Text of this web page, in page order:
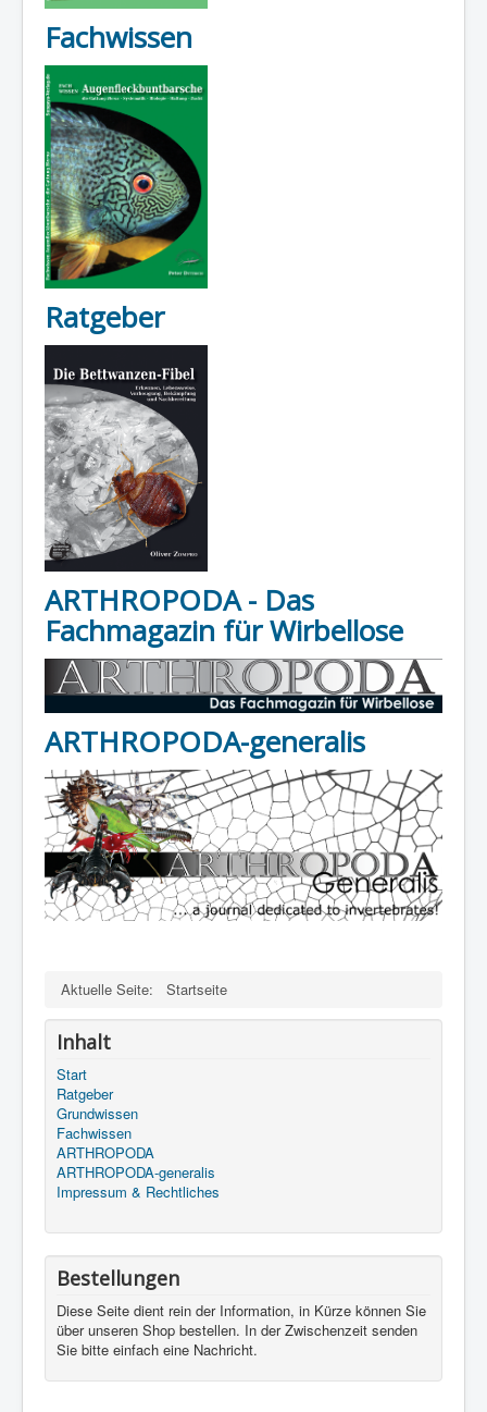
Fachwissen
Ratgeber
ARTHROPODA - Das
Fachmagazin für Wirbellose
ARTHROPODA-generalis
Aktuelle Seite: Startseite
Inhalt
Start
Ratgeber
Grundwissen
Fachwissen
ARTHROPODA
ARTHROPODA-generalis
Impressum & Rechtliches
Bestellungen
Diese Seite dient rein der Information, in Kürze können Sie
über unseren Shop bestellen. In der Zwischenzeit senden
Sie bitte einfach eine Nachricht.